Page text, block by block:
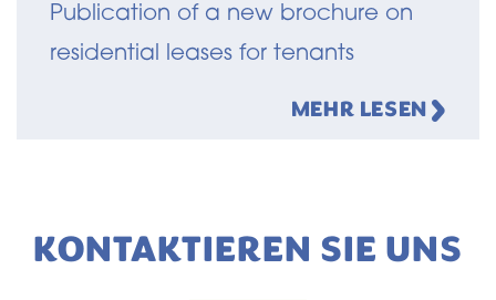
Publication of a new brochure on
residential leases for tenants
MEHR LESEN
KONTAKTIEREN SIE UNS